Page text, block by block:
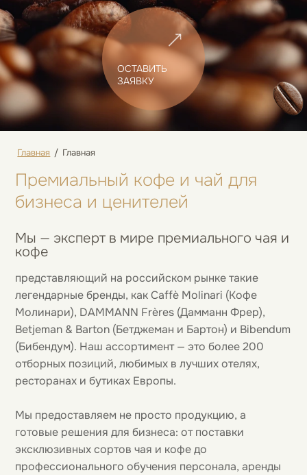
ОСТАВИТЬ
ЗАЯВКУ
Главная / Главная
Премиальный кофе и чай для
бизнеса и ценителей
Мы — эксперт в мире премиального чая и
кофе
представляющий на российском рынке такие
легендарные бренды, как Caffè Molinari (Кофе
Молинари), DAMMANN Frères (Дамманн Фрер),
Betjeman & Barton (Бетджеман и Бартон) и Bibendum
(Бибендум). Наш ассортимент — это более 200
отборных позиций, любимых в лучших отелях,
ресторанах и бутиках Европы.
Мы предоставляем не просто продукцию, а
готовые решения для бизнеса: от поставки
эксклюзивных сортов чая и кофе до
профессионального обучения персонала, аренды